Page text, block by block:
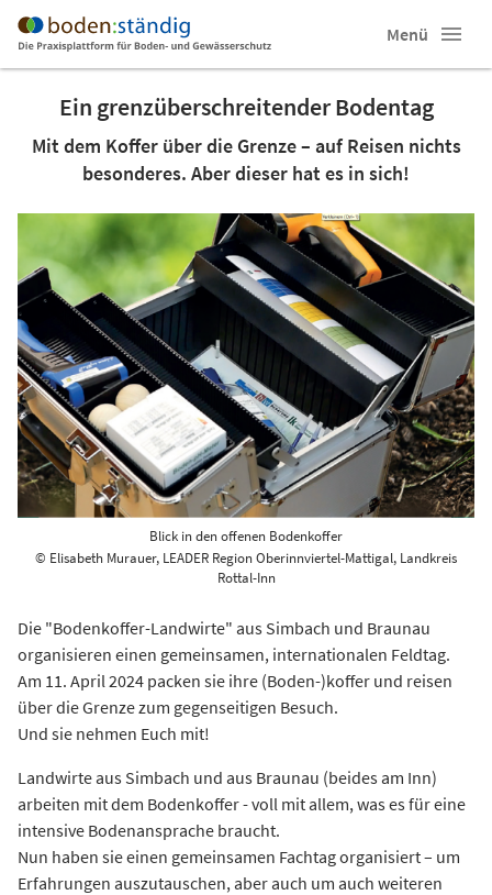
Menü
Ein grenzüberschreitender Bodentag
Mit dem Koffer über die Grenze – auf Reisen nichts
besonderes. Aber dieser hat es in sich!
Blick in den offenen Bodenkoffer
© Elisabeth Murauer, LEADER Region Oberinnviertel-Mattigal, Landkreis
Rottal-Inn
Die "Bodenkoffer-Landwirte" aus Simbach und Braunau
organisieren einen gemeinsamen, internationalen Feldtag.
Am 11. April 2024 packen sie ihre (Boden-)koffer und reisen
über die Grenze zum gegenseitigen Besuch.
Und sie nehmen Euch mit!
Landwirte aus Simbach und aus Braunau (beides am Inn)
arbeiten mit dem Bodenkoffer - voll mit allem, was es für eine
intensive Bodenansprache braucht.
Nun haben sie einen gemeinsamen Fachtag organisiert – um
Erfahrungen auszutauschen, aber auch um auch weiteren